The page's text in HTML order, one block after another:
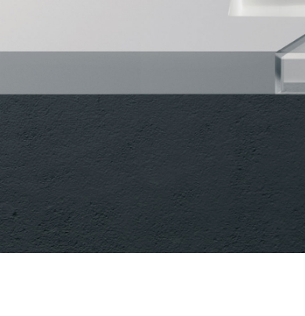
Ho letto l'informativa sulla privacy
e
Accetto *